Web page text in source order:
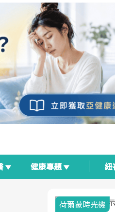
健康專題 紐
荷爾蒙時光機